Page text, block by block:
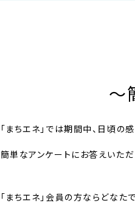
～
「まちエネ」では期間中、日頃の
簡単なアンケートにお答えいた
「まちエネ」会員の方ならどなた